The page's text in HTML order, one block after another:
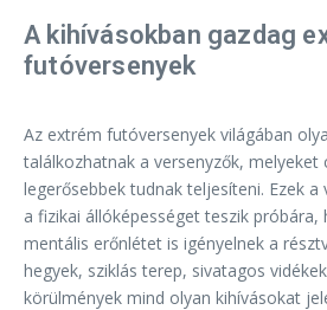
A kihívásokban gazdag
futóversenyek
Az extrém futóversenyek világában
találkozhatnak a versenyzők, melyeket
legerősebbek tudnak teljesíteni. Ezek a
a fizikai állóképességet teszik
mentális erőnlétet is igényelnek a
hegyek, sziklás terep, sivatagos
körülmények mind olyan kihívásokat